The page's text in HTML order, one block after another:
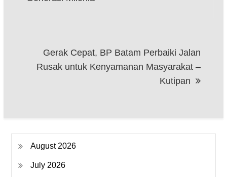
Gerak Cepat, BP Batam Perbaiki Jalan
Rusak untuk Kenyamanan Masyarakat –
Kutipan
August 2026
July 2026